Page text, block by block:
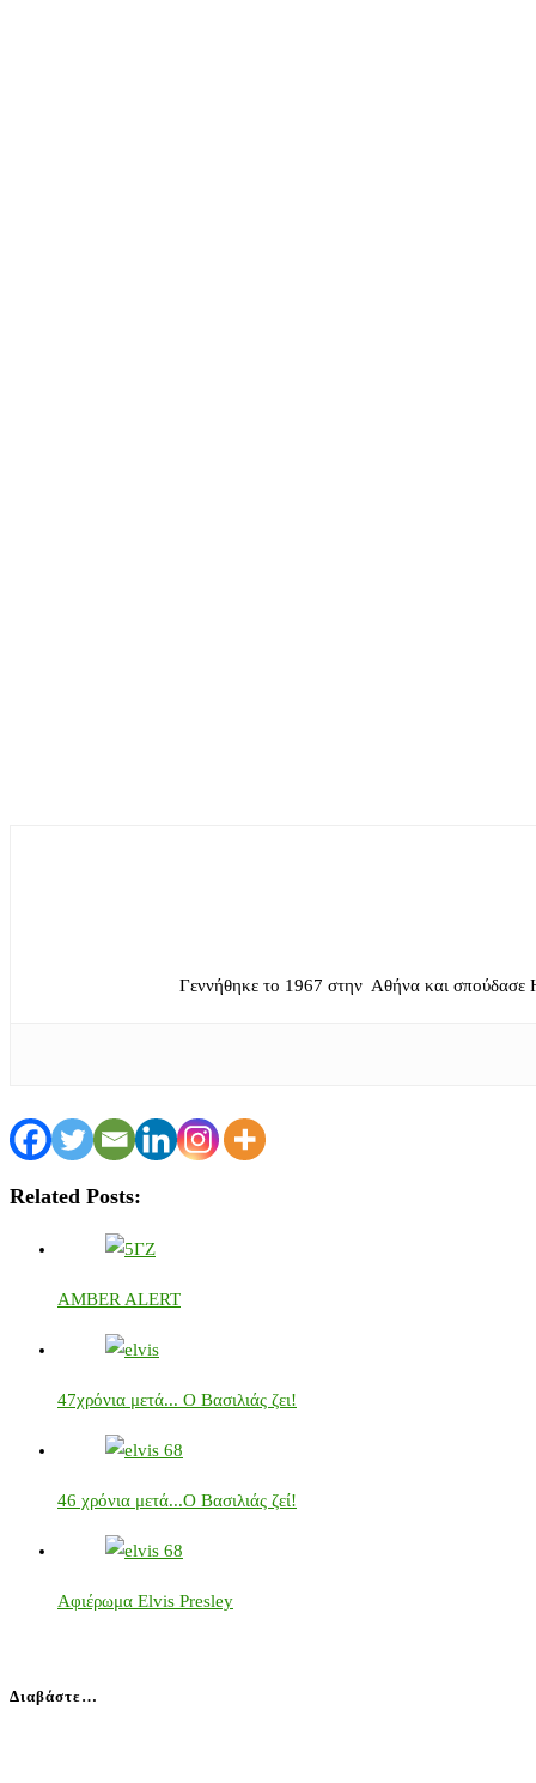
Γεννήθηκε το 1967 στην Αθήνα και σπούδασε
Related Posts:
AMBER ALERT
47χρόνια μετά... Ο Βασιλιάς ζει!
46 χρόνια μετά...Ο Βασιλιάς ζεί!
Αφιέρωμα Elvis Presley
Διαβάστε…